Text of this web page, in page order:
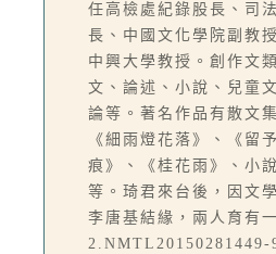
任高檢處紀錄股長、司
長、中國文化學院副教
中興大學教授。創作文
文、論述、小說、兒童
論等。著名作品有散文
《細雨燈花落》、《留
痕》、《桂花雨》、小
等。琦君來台後，因文
李唐基結緣，兩人育有
2.NMTL20150281449-